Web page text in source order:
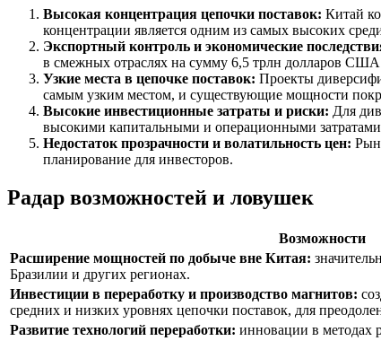
Высокая концентрация цепочки поставок: Китай
концентрации является одним из самых высоких
Экспортный контроль и экономические
в смежных отраслях на сумму 6,5 трлн долларов
Узкие места в цепочке поставок: Проекты
самым узким местом, и существующие мощности
Высокие инвестиционные затраты и риски: Для
высокими капитальными и операционными
Недостаток прозрачности и волатильность цен:
планирование для инвесторов.
Радар возможностей и ловушек
Возможности
Расширение мощностей по добыче вне Китая:
Бразилии и других регионах.
Инвестиции в переработку и производство магнитов:
средних и низких уровнях цепочки поставок, для
Развитие технологий переработки: инновации в методах